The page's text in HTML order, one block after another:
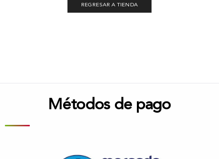
REGRESAR A TIENDA
Métodos de pago